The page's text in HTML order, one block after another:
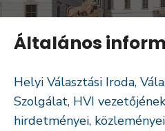
Általános
Helyi Választási Iroda,
Szolgálat, HVI
hirdetményei, közleményei